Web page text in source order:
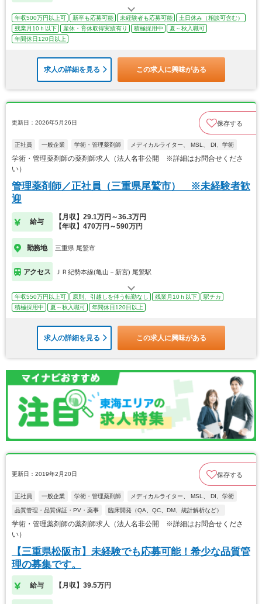
年収500万円以上可 新卒も応募可能 未経験者も応募可能
土日休み（相談可含む）
残業月10ｈ以下
産休・育休取得実績有り 積極採用中
夏～秋入職可
年間休日120日以上
求人の詳細を見る この求人に興味がある
更新日：2026年5月26日 保存する
正社員 一般企業 学術・管理薬剤師 メディカルライター、 MSL、 DI、学術
学術・管理薬剤師の薬剤師求人（法人名非公開 ※詳細はお問合せくださ
い）
管理薬剤師／正社員（三重県尾鷲市） ※未経験者歓
迎
給与
【月収】29.1万円～36.3万円
【年収】470万円～590万円
勤務地 三重県 尾鷲市
アクセス ＪＲ紀勢本線(亀山－新宮) 尾鷲駅
年収550万円以上可 原則、引越しを伴う転勤なし 残業月10ｈ以下
駅チカ
積極採用中
夏～秋入職可 年間休日120日以上
求人の詳細を見る この求人に興味がある
更新日：2019年2月20日 保存する
正社員 一般企業 学術・管理薬剤師 メディカルライター、 MSL、 DI、学術
品質管理・品質保証・PV・薬事 臨床開発（QA、QC、DM、統計解析など）
学術・管理薬剤師の薬剤師求人（法人名非公開 ※詳細はお問合せくださ
い）
【三重県松阪市】未経験でも応募可能！希少な品質管
理の募集です。
給与 【月収】39.5万円